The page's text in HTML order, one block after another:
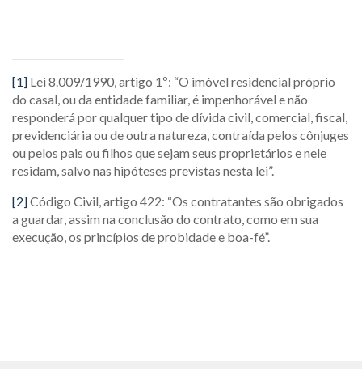
[1] Lei 8.009/1990, artigo 1º: “O imóvel residencial próprio
do casal, ou da entidade familiar, é impenhorável e não
responderá por qualquer tipo de dívida civil, comercial, fiscal,
previdenciária ou de outra natureza, contraída pelos cônjuges
ou pelos pais ou filhos que sejam seus proprietários e nele
residam, salvo nas hipóteses previstas nesta lei”.
[2]Código Civil, artigo 422: “Os contratantes são obrigados
a guardar, assim na conclusão do contrato, como em sua
execução, os princípios de probidade e boa-fé”.